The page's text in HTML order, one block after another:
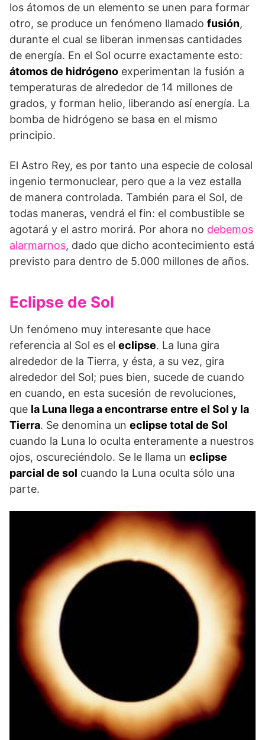
los átomos de un elemento se unen para formar
otro, se produce un fenómeno llamado fusión,
durante el cual se liberan inmensas cantidades
de energía. En el Sol ocurre exactamente esto:
átomos de hidrógeno experimentan la fusión a
temperaturas de alrededor de 14 millones de
grados, y forman helio, liberando así energía. La
bomba de hidrógeno se basa en el mismo
principio.
El Astro Rey, es por tanto una especie de colosal
ingenio termonuclear, pero que a la vez estalla
de manera controlada. También para el Sol, de
todas maneras, vendrá el fin: el combustible se
agotará y el astro morirá. Por ahora no debemos
alarmarnos, dado que dicho acontecimiento está
previsto para dentro de 5.000 millones de años.
Eclipse de Sol
Un fenómeno muy interesante que hace
referencia al Sol es el eclipse. La luna gira
alrededor de la Tierra, y ésta, a su vez, gira
alrededor del Sol; pues bien, sucede de cuando
en cuando, en esta sucesión de revoluciones,
que la Luna llega a encontrarse entre el Sol y la
Tierra. Se denomina un eclipse total de Sol
cuando la Luna lo oculta enteramente a nuestros
ojos, oscureciéndolo. Se le llama un eclipse
parcial de sol cuando la Luna oculta sólo una
parte.